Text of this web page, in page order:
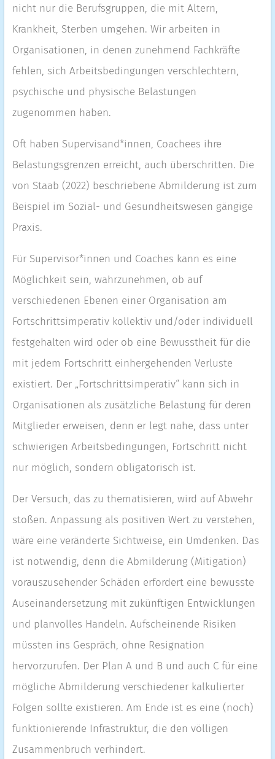
nicht nur die Berufsgruppen, die mit Altern,
Krankheit, Sterben umgehen. Wir arbeiten in
Organisationen, in denen zunehmend Fachkräfte
fehlen, sich Arbeitsbedingungen verschlechtern,
psychische und physische Belastungen
zugenommen haben.
Oft haben Supervisand*innen, Coachees ihre
Belastungsgrenzen erreicht, auch überschritten. Die
von Staab (2022) beschriebene Abmilderung ist zum
Beispiel im Sozial- und Gesundheitswesen gängige
Praxis.
Für Supervisor*innen und Coaches kann es eine
Möglichkeit sein, wahrzunehmen, ob auf
verschiedenen Ebenen einer Organisation am
Fortschrittsimperativ kollektiv und/oder individuell
festgehalten wird oder ob eine Bewusstheit für die
mit jedem Fortschritt einhergehenden Verluste
existiert. Der „Fortschrittsimperativ“ kann sich in
Organisationen als zusätzliche Belastung für deren
Mitglieder erweisen, denn er legt nahe, dass unter
schwierigen Arbeitsbedingungen, Fortschritt nicht
nur möglich, sondern obligatorisch ist.
Der Versuch, das zu thematisieren, wird auf Abwehr
stoßen. Anpassung als positiven Wert zu verstehen,
wäre eine veränderte Sichtweise, ein Umdenken. Das
ist notwendig, denn die Abmilderung (Mitigation)
vorauszusehender Schäden erfordert eine bewusste
Auseinandersetzung mit zukünftigen Entwicklungen
und planvolles Handeln. Aufscheinende Risiken
müssten ins Gespräch, ohne Resignation
hervorzurufen. Der Plan A und B und auch C für eine
mögliche Abmilderung verschiedener kalkulierter
Folgen sollte existieren. Am Ende ist es eine (noch)
funktionierende Infrastruktur, die den völligen
Zusammenbruch verhindert.